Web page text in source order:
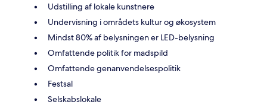
Udstilling af lokale kunstnere
Undervisning i områdets kultur og økosystem
Mindst 80% af belysningen er LED-belysning
Omfattende politik for madspild
Omfattende genanvendelsespolitik
Festsal
Selskabslokale